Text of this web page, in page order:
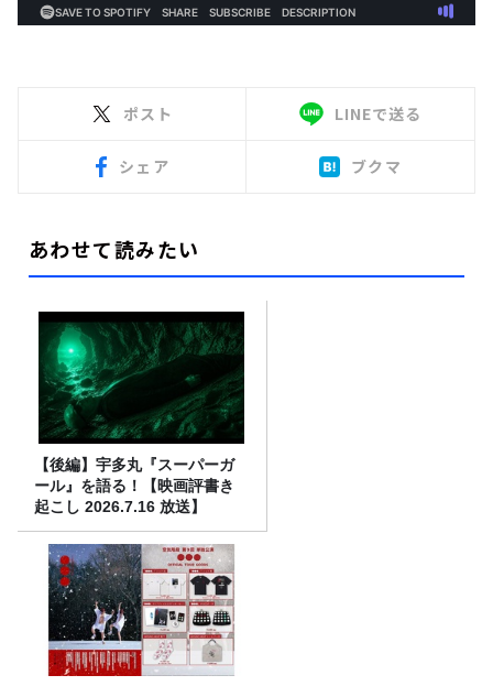
ポスト LINEで送る
シェア ブクマ
あわせて読みたい
【後編】宇多丸『スーパーガ
ール』を語る！【映画評書き
起こし 2026.7.16 放送】